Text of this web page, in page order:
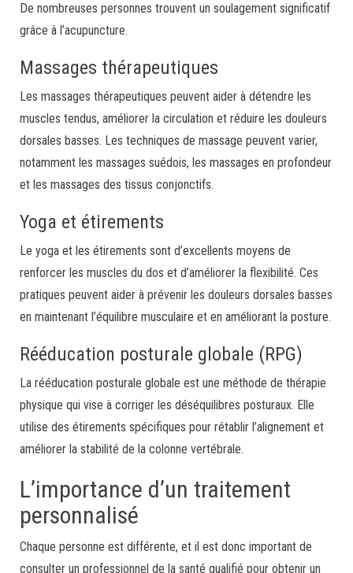
De nombreuses personnes trouvent un soulagement significatif
grâce à l’acupuncture.
Massages thérapeutiques
Les massages thérapeutiques peuvent aider à détendre les
muscles tendus, améliorer la circulation et réduire les douleurs
dorsales basses. Les techniques de massage peuvent varier,
notamment les massages suédois, les massages en profondeur
et les massages des tissus conjonctifs.
Yoga et étirements
Le yoga et les étirements sont d’excellents moyens de
renforcer les muscles du dos et d’améliorer la flexibilité. Ces
pratiques peuvent aider à prévenir les douleurs dorsales basses
en maintenant l’équilibre musculaire et en améliorant la posture.
Rééducation posturale globale (RPG)
La rééducation posturale globale est une méthode de thérapie
physique qui vise à corriger les déséquilibres posturaux. Elle
utilise des étirements spécifiques pour rétablir l’alignement et
améliorer la stabilité de la colonne vertébrale.
L’importance d’un traitement
personnalisé
Chaque personne est différente, et il est donc important de
consulter un professionnel de la santé qualifié pour obtenir un